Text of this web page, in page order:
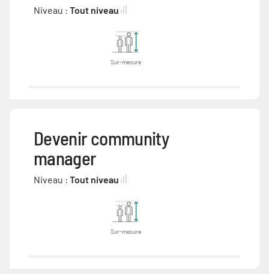
Niveau : Tout niveau
Sur-mesure
Devenir community
manager
Niveau : Tout niveau
Sur-mesure